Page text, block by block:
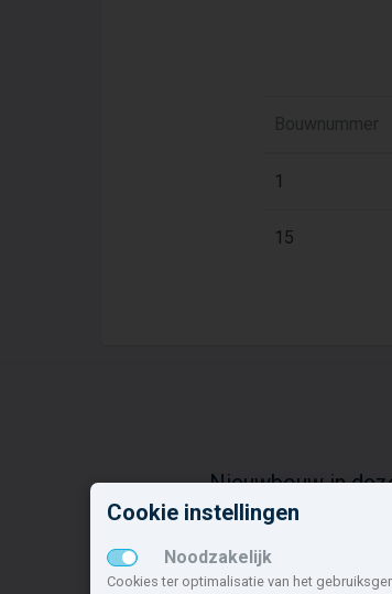
Bouwnummer
1
15
Nieuwbouw in
gemeente
Actuele
Cookie instellingen
Noodzakelijk
Cookies ter optimalisatie van het